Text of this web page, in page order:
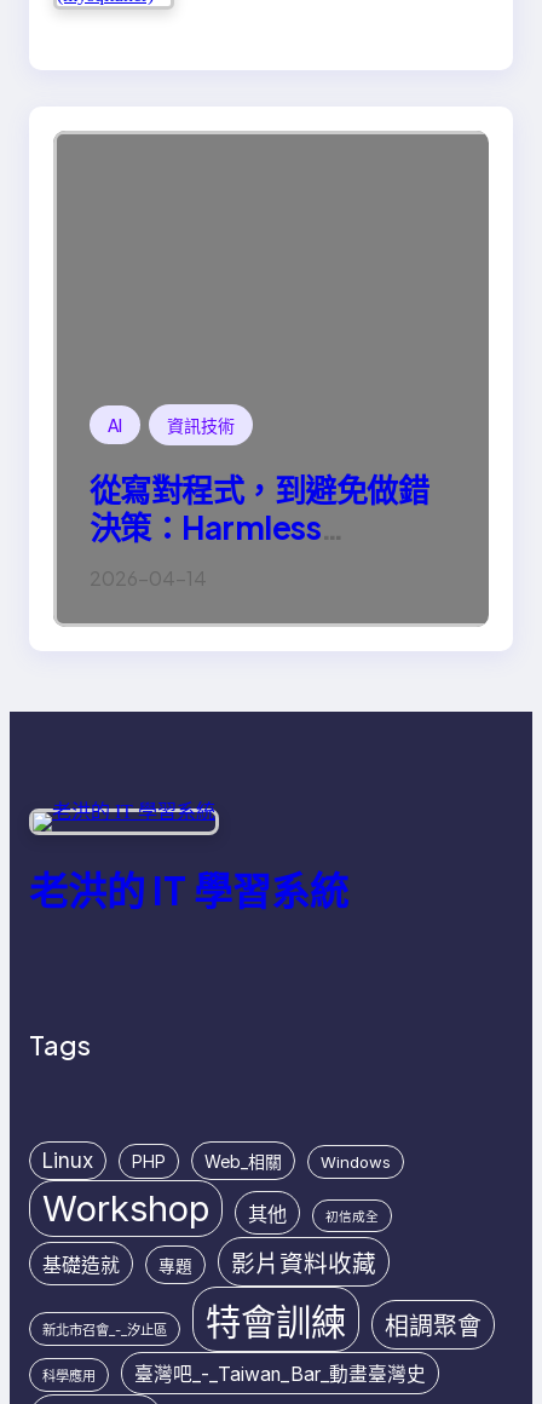
AI 資訊技術
從寫對程式，到避免做錯
決策：Harmless
Engineering 的真正意義
2026-04-14
老洪的 IT 學習系統
Tags
Linux PHP Web_相關 Windows
Workshop 其他 初信成全
基礎造就 專題 影片資料收藏
新北市召會_-_汐止區 特會訓練 相調聚會
科學應用 臺灣吧_-_Taiwan_Bar_動畫臺灣史